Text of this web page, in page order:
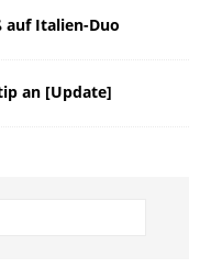
auf Italien-Duo
an [Update]